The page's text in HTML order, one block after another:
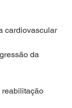
cardiovascular
da
reabilitação